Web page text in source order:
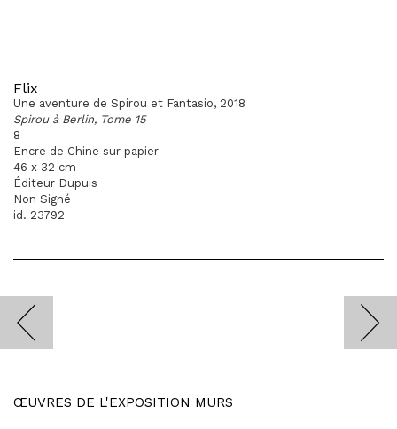
Flix
Une aventure de Spirou et Fantasio, 2018
Spirou à Berlin, Tome 15
8
Encre de Chine sur papier
46 x 32 cm
Éditeur Dupuis
Non Signé
id. 23792
ŒUVRES DE L'EXPOSITION MURS